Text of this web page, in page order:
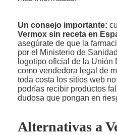
Un consejo importante:
Vermox sin receta en
asegúrate de que la
por el Ministerio de
logotipo oficial de la Unión
como vendedora legal de
toda costa los sitios web
podrías recibir productos
dudosa que pongan en
Alternativas a